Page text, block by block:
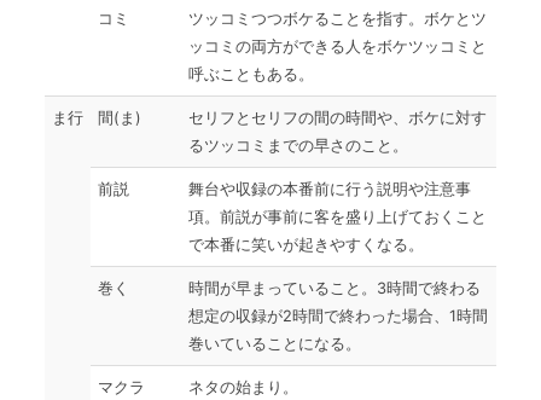
コミ
ツッコミつつボケることを指す。ボケとツ
ッコミの両方ができる人をボケツッコミと
呼ぶこともある。
ま行 間(ま)
セリフとセリフの間の時間や、ボケに対す
るツッコミまでの早さのこと。
前説
舞台や収録の本番前に行う説明や注意事
項。前説が事前に客を盛り上げておくこと
で本番に笑いが起きやすくなる。
巻く
時間が早まっていること。3時間で終わる
想定の収録が2時間で終わった場合、1時間
巻いていることになる。
マクラ ネタの始まり。